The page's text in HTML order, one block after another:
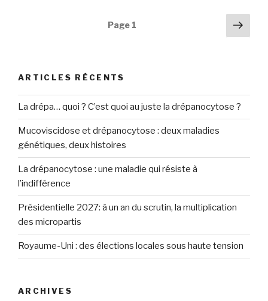
Page 1
ARTICLES RÉCENTS
La drépa… quoi ? C’est quoi au juste la drépanocytose ?
Mucoviscidose et drépanocytose : deux maladies
génétiques, deux histoires
La drépanocytose : une maladie qui résiste à
l’indifférence
Présidentielle 2027: à un an du scrutin, la multiplication
des micropartis
Royaume-Uni : des élections locales sous haute tension
ARCHIVES